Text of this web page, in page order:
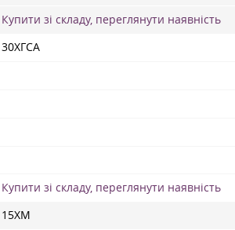
Купити зі складу, переглянути наявність
30ХГСА
Купити зі складу, переглянути наявність
15ХМ